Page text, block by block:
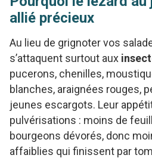
allié précieux
Au lieu de grignoter vos
s’attaquent surtout aux
pucerons, chenilles,
blanches, araignées rouges,
jeunes escargots. Leur
pulvérisations : moins de
bourgeons dévorés, donc
affaiblies qui finissent par